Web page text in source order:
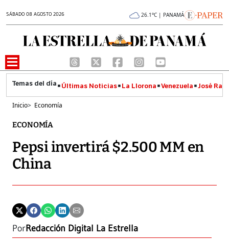
SÁBADO 08 AGOSTO 2026 26.1°C | PANAMÁ
Últimas Noticias La Llorona Venezuela José
Inicio> Economía
ECONOMÍA
Pepsi invertirá $2.500 MM en
China
PorRedacción Digital La Estrella